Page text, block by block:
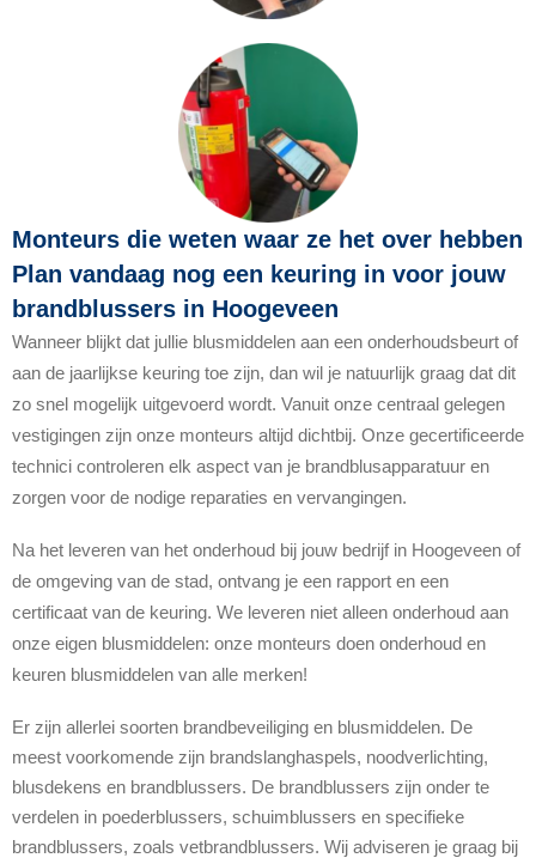
Monteurs die weten waar ze het over hebben
Plan vandaag nog een keuring in voor jouw
brandblussers in Hoogeveen
Wanneer blijkt dat jullie blusmiddelen aan een onderhoudsbeurt of
aan de jaarlijkse keuring toe zijn, dan wil je natuurlijk graag dat dit
zo snel mogelijk uitgevoerd wordt. Vanuit onze centraal gelegen
vestigingen zijn onze monteurs altijd dichtbij. Onze gecertificeerde
technici controleren elk aspect van je brandblusapparatuur en
zorgen voor de nodige reparaties en vervangingen.
Na het leveren van het onderhoud bij jouw bedrijf in Hoogeveen of
de omgeving van de stad, ontvang je een rapport en een
certificaat van de keuring. We leveren niet alleen onderhoud aan
onze eigen blusmiddelen: onze monteurs doen onderhoud en
keuren blusmiddelen van alle merken!
Er zijn allerlei soorten brandbeveiliging en blusmiddelen. De
meest voorkomende zijn brandslanghaspels, noodverlichting,
blusdekens en brandblussers. De brandblussers zijn onder te
verdelen in poederblussers, schuimblussers en specifieke
brandblussers, zoals vetbrandblussers. Wij adviseren je graag bij